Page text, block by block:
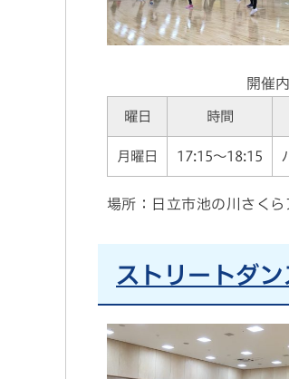
開催
曜日 時間
月曜日 17:15～18:15
場所：日立市池の川さくら
ストリートダ